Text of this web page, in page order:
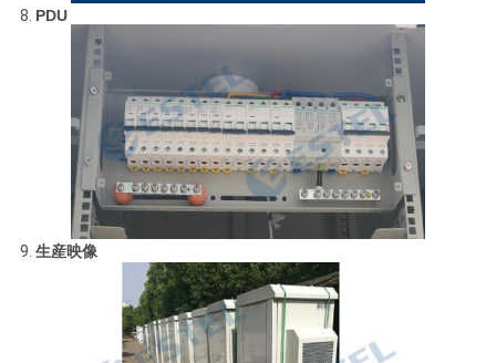
8. PDU
9. 生産映像